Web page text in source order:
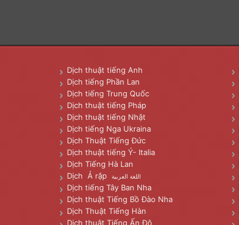
Dịch thuật tiếng Anh
Dịch tiếng Phần Lan
Dịch tiếng Trung Quốc
Dịch thuật tiếng Pháp
Dịch thuật tiếng Nhật
Dịch tiếng Nga Ukraina
Dịch Thuật Tiếng Đức
Dịch thuật tiếng Ý- Italia
Dịch Tiếng Hà Lan
Dịch Ả rập
اللغة العربية
Dịch tiếng Tây Ban Nha
Dịch thuật Tiếng Bồ Đào Nha
Dịch Thuật Tiếng Hàn
Dịch thuật Tiếng Ấn Độ